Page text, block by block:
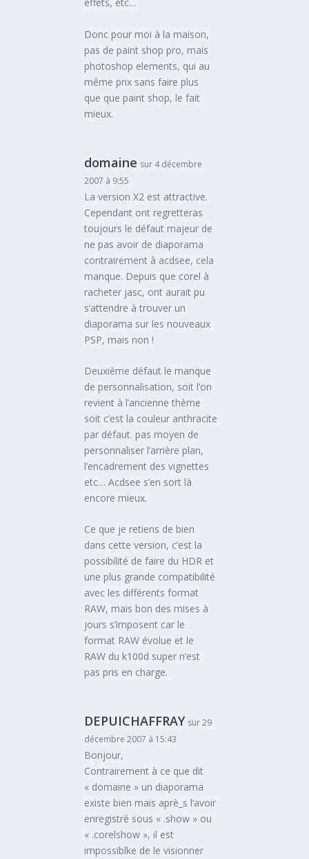
Donc pour moi à la maison,
pas de paint shop pro, mais
photoshop elements, qui au
même prix sans faire plus
que que paint shop, le fait
mieux.
domaine sur 4 décembre
2007 à 9:55
La version X2 est attractive.
Cependant ont regretteras
toujours le défaut majeur de
ne pas avoir de diaporama
contrairement à acdsee, cela
manque. Depuis que corel à
racheter jasc, ont aurait pu
s’attendre à trouver un
diaporama sur les nouveaux
PSP, mais non !
Deuxième défaut le manque
de personnalisation, soit l’on
revient à l’ancienne thème
soit c’est la couleur anthracite
par défaut. pas moyen de
personnaliser l’arrière plan,
l’encadrement des vignettes
etc… Acdsee s’en sort là
encore mieux.
Ce que je retiens de bien
dans cette version, c’est la
possibilité de faire du HDR et
une plus grande compatibilité
avec les différents format
RAW, mais bon des mises à
jours s’imposent car le
format RAW évolue et le
RAW du k100d super n’est
pas pris en charge.
DEPUICHAFFRAY sur 29
décembre 2007 à 15:43
Bonjour,
Contrairement à ce que dit
« domaine » un diaporama
existe bien mais aprè_s l’avoir
enregistré sous « .show » ou
« .corelshow », il est
impossiblke de le visionner